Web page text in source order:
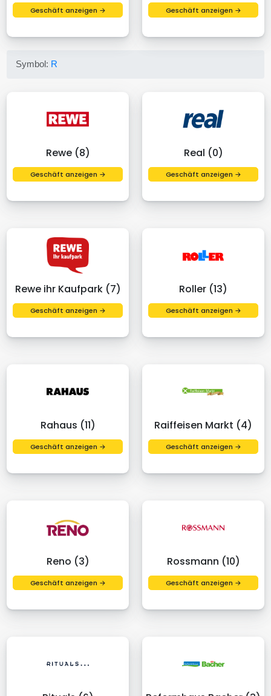
Geschäft anzeigen → Geschäft anzeigen →
Symbol: R
Rewe (8)
Geschäft anzeigen →
Real (0)
Geschäft anzeigen →
Rewe ihr Kaufpark (7)
Geschäft anzeigen →
Roller (13)
Geschäft anzeigen →
Rahaus (11)
Geschäft anzeigen →
Raiffeisen Markt (4)
Geschäft anzeigen →
Reno (3)
Geschäft anzeigen →
Rossmann (10)
Geschäft anzeigen →